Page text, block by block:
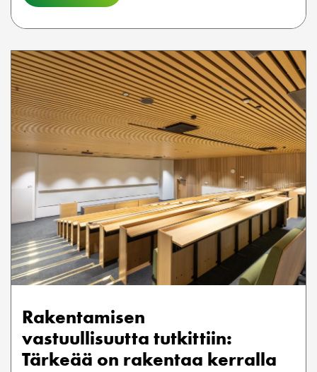
Rakentamisen
vastuullisuutta tutkittiin:
Tärkeää on rakentaa kerralla